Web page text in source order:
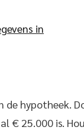
in
hypotheek.
€ 25.000 is.